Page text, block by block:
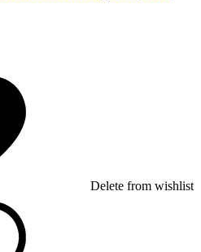
Delete from wishlist